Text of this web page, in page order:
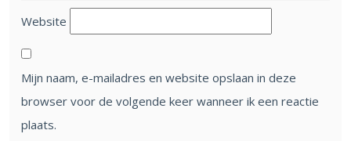
Website
Mijn naam, e-mailadres en website opslaan in deze
browser voor de volgende keer wanneer ik een reactie
plaats.